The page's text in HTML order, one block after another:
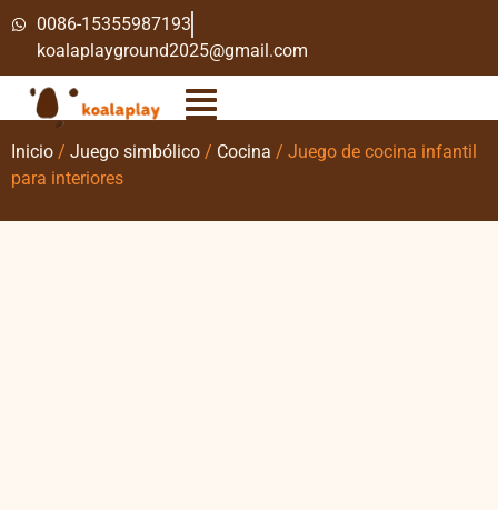
0086-15355987193
koalaplayground2025@gmail.com
Inicio / Juego simbólico / Cocina / Juego de cocina infantil
para interiores